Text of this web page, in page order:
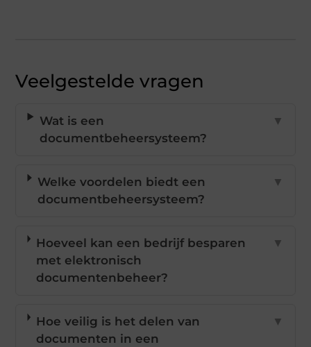
Veelgestelde vragen
Wat is een
documentbeheersysteem?
▼
Welke voordelen biedt een
documentbeheersysteem?
▼
Hoeveel kan een bedrijf besparen
met elektronisch
documentenbeheer?
▼
Hoe veilig is het delen van
documenten in een
▼